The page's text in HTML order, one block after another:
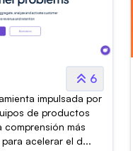
6
impulsada por
de productos
comprensión más
acelerar el d...